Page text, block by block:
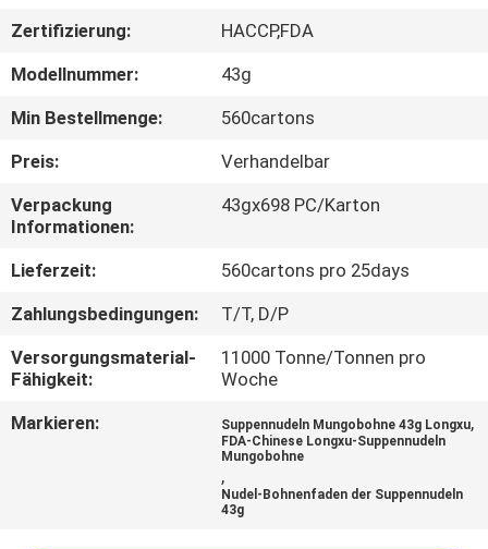
FABRIK-
AUSFLUG
QUALITÄTSKONTROLLE
TRETEN
SIE
MIT
UNS
IN
VERBINDUNG
Zertifizierung:
HACCP,FDA
Modellnummer:
43g
Min Bestellmenge:
560cartons
Preis:
Verhandelbar
Verpackung
Informationen:
43gx698 PC/Karton
Lieferzeit:
560cartons pro 25days
Zahlungsbedingungen:
T/T, D/P
Versorgungsmaterial-
Fähigkeit:
11000 Tonne/Tonnen pro
Woche
Markieren:
Suppennudeln Mungobohne 43g Longxu,
FDA-Chinese Longxu-Suppennudeln
Mungobohne
,
Nudel-Bohnenfaden der Suppennudeln
43g